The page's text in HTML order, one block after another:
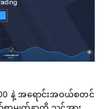
နဲ့ အရောင်းအဝယ်စတင်